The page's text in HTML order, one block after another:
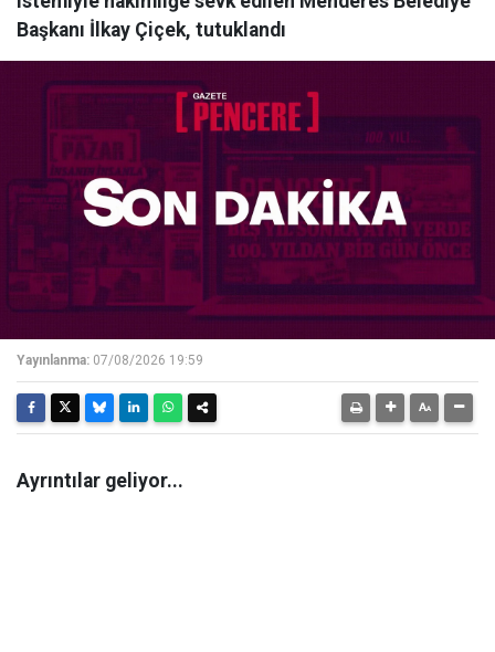
Başkanı İlkay Çiçek, tutuklandı
Yayınlanma: 07/08/2026 19:59
Ayrıntılar geliyor...